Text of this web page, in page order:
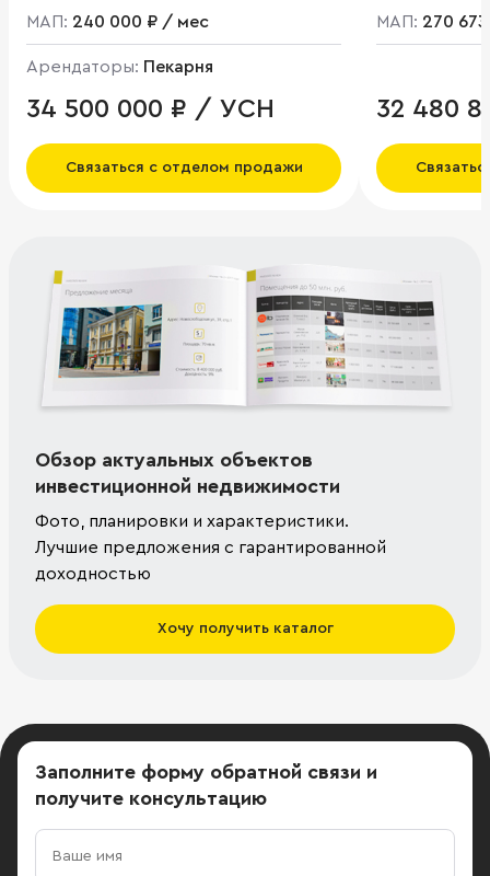
МАП: 240 000 ₽ / мес
Арендаторы: Пекарня
34 500 000 ₽ / УСН
Связаться с отделом продажи
МАП: 270
32 480
Обзор актуальных объектов
инвестиционной недвижимости
Фото, планировки и характеристики.
Лучшие предложения с гарантированной
доходностью
Хочу получить каталог
Заполните форму обратной связи и
получите консультацию